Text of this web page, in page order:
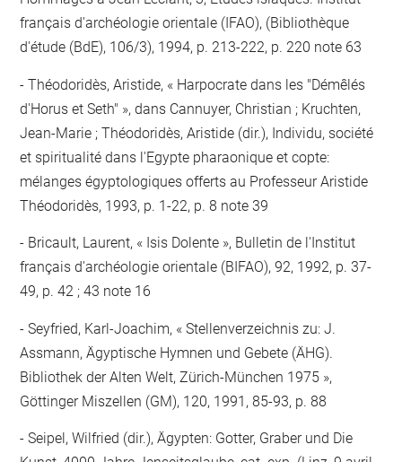
français d'archéologie orientale (IFAO), (Bibliothèque
d'étude (BdE), 106/3), 1994, p. 213-222, p. 220 note 63
Théodoridès, Aristide, « Harpocrate dans les "Démêlés
d'Horus et Seth" », dans Cannuyer, Christian ; Kruchten,
Jean-Marie ; Théodoridès, Aristide (dir.), Individu, société
et spiritualité dans l'Egypte pharaonique et copte:
mélanges égyptologiques offerts au Professeur Aristide
Théodoridès, 1993, p. 1-22, p. 8 note 39
Bricault, Laurent, « Isis Dolente », Bulletin de l'Institut
français d'archéologie orientale (BIFAO), 92, 1992, p. 37-
49, p. 42 ; 43 note 16
Seyfried, Karl-Joachim, « Stellenverzeichnis zu: J.
Assmann, Ägyptische Hymnen und Gebete (ÄHG).
Bibliothek der Alten Welt, Zürich-München 1975 »,
Göttinger Miszellen (GM), 120, 1991, 85-93, p. 88
Seipel, Wilfried (dir.), Ägypten: Gotter, Graber und Die